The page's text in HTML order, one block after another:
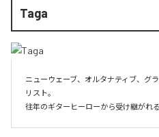
Taga
ニューウェーブ、オルタナティブ、グ
リスト。
往年のギターヒーローから受け継がれ